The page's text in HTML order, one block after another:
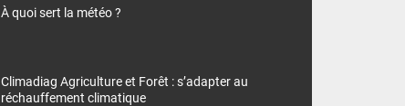
À quoi sert la météo ?
Climadiag Agriculture et Forêt : s’adapter au
réchauffement climatique